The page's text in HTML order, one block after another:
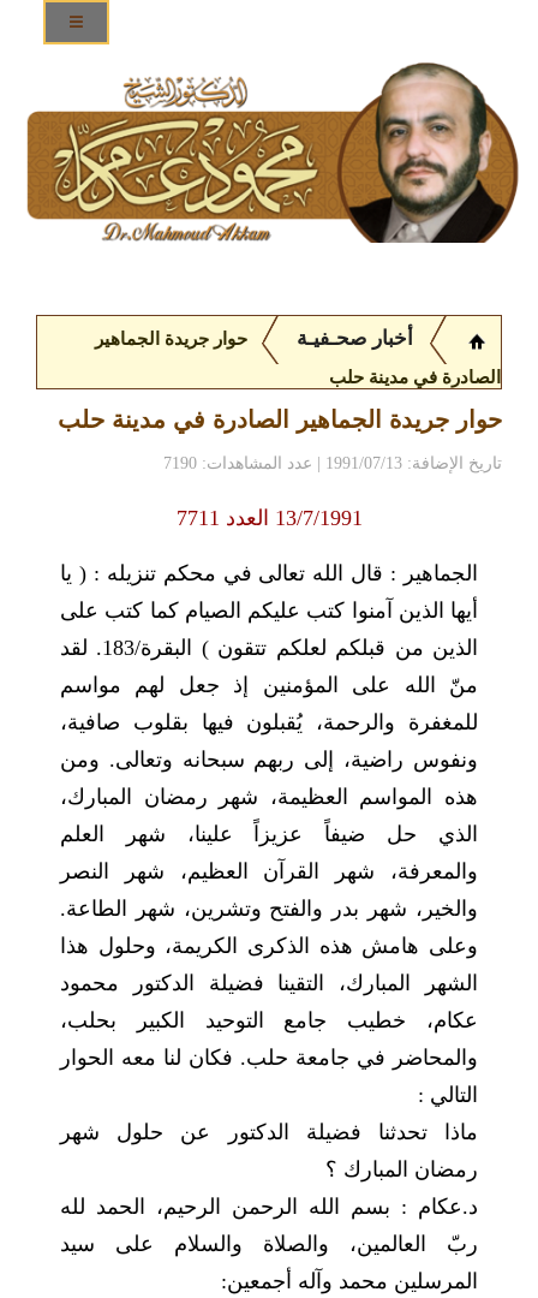
أخبار صحـفيـة حوار جريدة الجماهير
الصادرة في مدينة حلب
حوار جريدة الجماهير الصادرة في مدينة حلب
تاريخ الإضافة: 1991/07/13 | عدد المشاهدات: 7190
13/7/1991 العدد 7711
الجماهير : قال الله تعالى في محكم تنزيله : ( يا
أيها الذين آمنوا كتب عليكم الصيام كما كتب على
الذين من قبلكم لعلكم تتقون ) البقرة/183. لقد
منّ الله على المؤمنين إذ جعل لهم مواسم
للمغفرة والرحمة، يُقبلون فيها بقلوب صافية،
ونفوس راضية، إلى ربهم سبحانه وتعالى. ومن
هذه المواسم العظيمة، شهر رمضان المبارك،
الذي حل ضيفاً عزيزاً علينا، شهر العلم
والمعرفة، شهر القرآن العظيم، شهر النصر
والخير، شهر بدر والفتح وتشرين، شهر الطاعة.
وعلى هامش هذه الذكرى الكريمة، وحلول هذا
الشهر المبارك، التقينا فضيلة الدكتور محمود
عكام، خطيب جامع التوحيد الكبير بحلب،
والمحاضر في جامعة حلب. فكان لنا معه الحوار
التالي :
ماذا تحدثنا فضيلة الدكتور عن حلول شهر
رمضان المبارك ؟
د.عكام : بسم الله الرحمن الرحيم، الحمد لله
ربّ العالمين، والصلاة والسلام على سيد
المرسلين محمد وآله أجمعين: